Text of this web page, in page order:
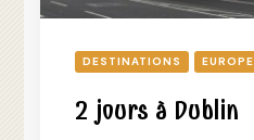
DESTINATIONS EUROPE
2 jours à Dublin